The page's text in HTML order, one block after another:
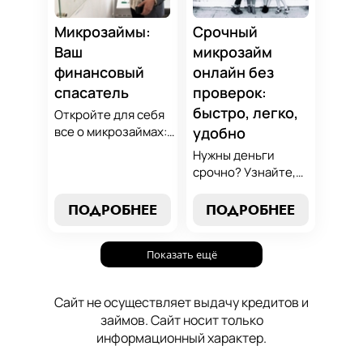
осознанный выбор,
который
поддержит вашу
финансовую
стабильность.
Микрозаймы:
Ваш
финансовый
спасатель
Откройте для себя
все о микрозаймах:
погашения. Наше
вашим надежным
помощником в мире
ПОДРОБНЕЕ
Срочный
микрозайм
онлайн без
проверок:
быстро, легко,
удобно
Нужны деньги
срочно? Узнайте,
срочный
без проверок и
длительного
проблем здесь и
сейчас.
ПОДРОБНЕЕ
Показать ещё
Сайт не осуществляет выдачу кредитов и
займов. Сайт носит только
информационный характер.